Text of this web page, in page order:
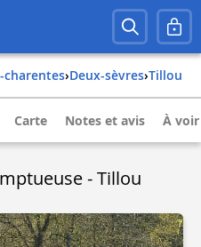
charentes› deux-sèvres› tillou
Carte Notes et avis À
- Tillou